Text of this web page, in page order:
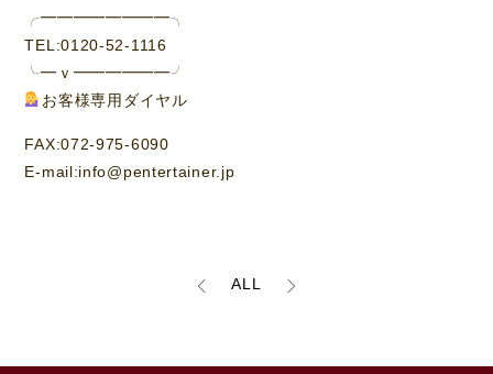
╭━━━━━━━━╮
TEL:0120-52-1116
╰━ｖ━━━━━━╯
お客様専用ダイヤル
FAX:072-975-6090
E-mail:info@pentertainer.jp
ALL